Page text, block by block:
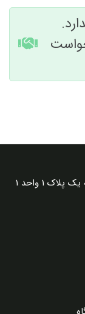
1 واحد 1